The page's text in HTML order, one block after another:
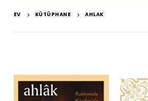
EV KÜTÜPHANE AHLAK